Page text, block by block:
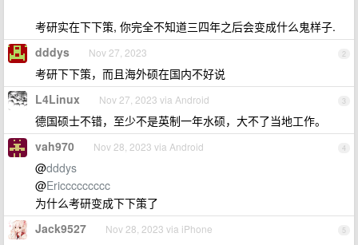
考研实在下下策, 你完全不知道三四年之后会变成什么鬼样子.
2
dddys Nov 27, 2023
考研下下策，而且海外硕在国内不好说
3
L4Linux Nov 27, 2023 via Android
德国硕士不错，至少不是英制一年水硕，大不了当地工作。
4
vah970 Nov 28, 2023 via Android
@dddys
@Ericcccccccc
为什么考研变成下下策了
5
Jack9527 Nov 28, 2023 via iPhone